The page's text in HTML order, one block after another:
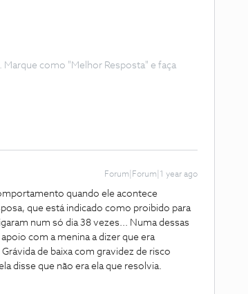
como "Melhor Resposta" e faça
Forum|Forum|1 year ago
quando ele acontece
que está indicado como proibido para
num só dia 38 vezes... Numa dessas
com a menina a dizer que era
de baixa com gravidez de risco
disse que não era ela que resolvia.